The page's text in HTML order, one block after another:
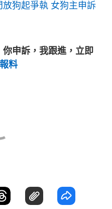
放狗起爭執 女狗主申訴
你申訴，我跟進，立即
料